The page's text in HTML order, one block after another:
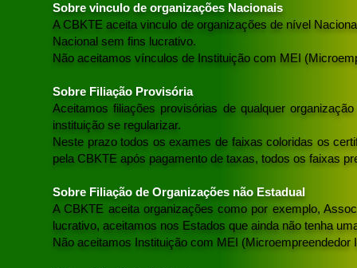
Sobre vinculo de organizações Nacionais
A CBKTE aceita vinculo de organizações de nível
Nacional sem fins lucrativo.
Não aceitamos vínculos de Instituição com MEI (
Sobre Filiação Provisória
Aceitamos filiações provisórias de qualquer
instituição se regularizar.
Neste prazo todos os exames de faixas coloridas os
pela CBKTE após pagamento de taxas, todos os faixas
Sobre Filiação de Organizações não Estadual
A CBKTE aceita organizações como por exemplo,
lucrativo, aceitamos nos Estados que ainda não tenha
Não aceitamos Instituição com MEI (Microempreendedor